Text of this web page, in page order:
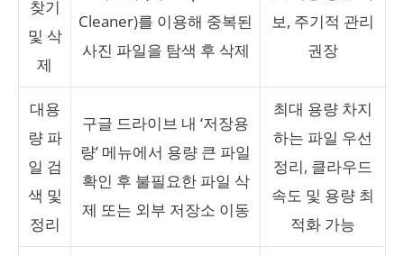
찾기
및 삭
제
Cleaner)를 이용해 중복된
사진 파일을 탐색 후 삭제
보, 주기적 관리
권장
대용
량 파
일 검
색 및
정리
구글 드라이브 내 ‘저장용
량’ 메뉴에서 용량 큰 파일
확인 후 불필요한 파일 삭
제 또는 외부 저장소 이동
최대 용량 차지
하는 파일 우선
정리, 클라우드
속도 및 용량 최
적화 가능